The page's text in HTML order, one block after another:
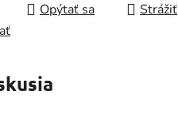
Opýtať sa
Strážiť